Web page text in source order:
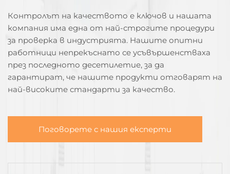
Контролът на качеството е ключов и нашата
компания има една от най-строгите процедури
за проверка в индустрията. Нашите опитни
работници непрекъснато се усъвършенстваха
през последното десетилетие, за да
гарантират, че нашите продукти отговарят на
най-високите стандарти за качество.
Поговорете с нашия експерти